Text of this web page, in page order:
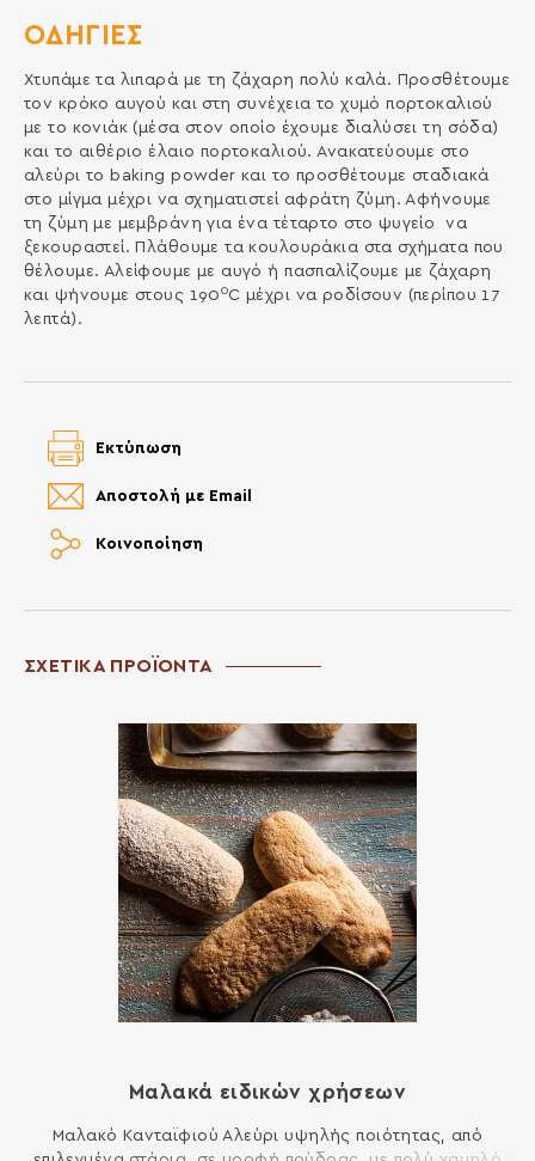
ΟΔΗΓΙΕΣ
Χτυπάμε τα λιπαρά με τη ζάχαρη πολύ καλά. Προσθέτουμε
τον κρόκο αυγού και στη συνέχεια το χυμό πορτοκαλιού
με το κονιάκ (μέσα στον οποίο έχουμε διαλύσει τη σόδα)
και το αιθέριο έλαιο πορτοκαλιού. Ανακατεύουμε στο
αλεύρι το baking powder και το προσθέτουμε σταδιακά
στο μίγμα μέχρι να σχηματιστεί αφράτη ζύμη. Αφήνουμε
τη ζύμη με μεμβράνη για ένα τέταρτο στο ψυγείο να
ξεκουραστεί. Πλάθουμε τα κουλουράκια στα σχήματα που
θέλουμε. Αλείφουμε με αυγό ή πασπαλίζουμε με ζάχαρη
και ψήνουμε στους 190 0C μέχρι να ροδίσουν (περίπου 17
λεπτά).
Κοινοποίηση
Αποστολή με Email
Εκτύπωση
ΣΧΕΤΙΚΑ ΠΡΟΪΟΝΤΑ
Μαλακά ειδικών χρήσεων
Μαλακό Κανταϊφιού Αλεύρι υψηλής ποιότητας, από